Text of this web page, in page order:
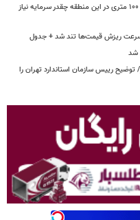
لیست قیمت خرید مسکن در پونک/ خرید آپارتمان ۱۰۰ متری در این منطقه چقدر سرمایه نیاز
شد
رییس سازمان استاندارد تهران را